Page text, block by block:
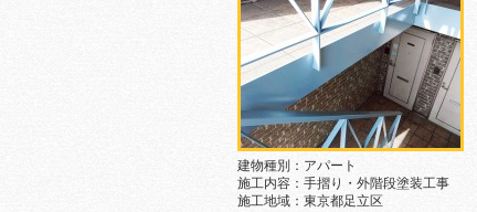
建物種別：アパート
施工内容：手摺り・外階段塗装工事
施工地域：東京都足立区